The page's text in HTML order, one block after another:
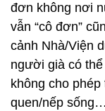
đơn không nơi
vẫn “cô đơn”
cảnh Nhà/Viện
người già có
không cho
quen/nếp